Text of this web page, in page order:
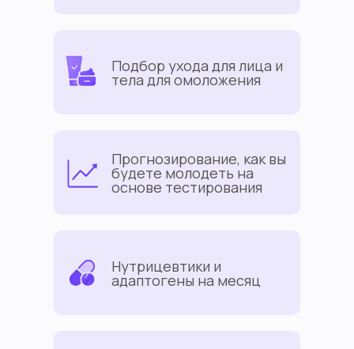
Подбор ухода для лица и
тела для омоложения
Прогнозирование, как вы
будете молодеть на
основе тестирования
Нутрицевтики и
адаптогены на месяц